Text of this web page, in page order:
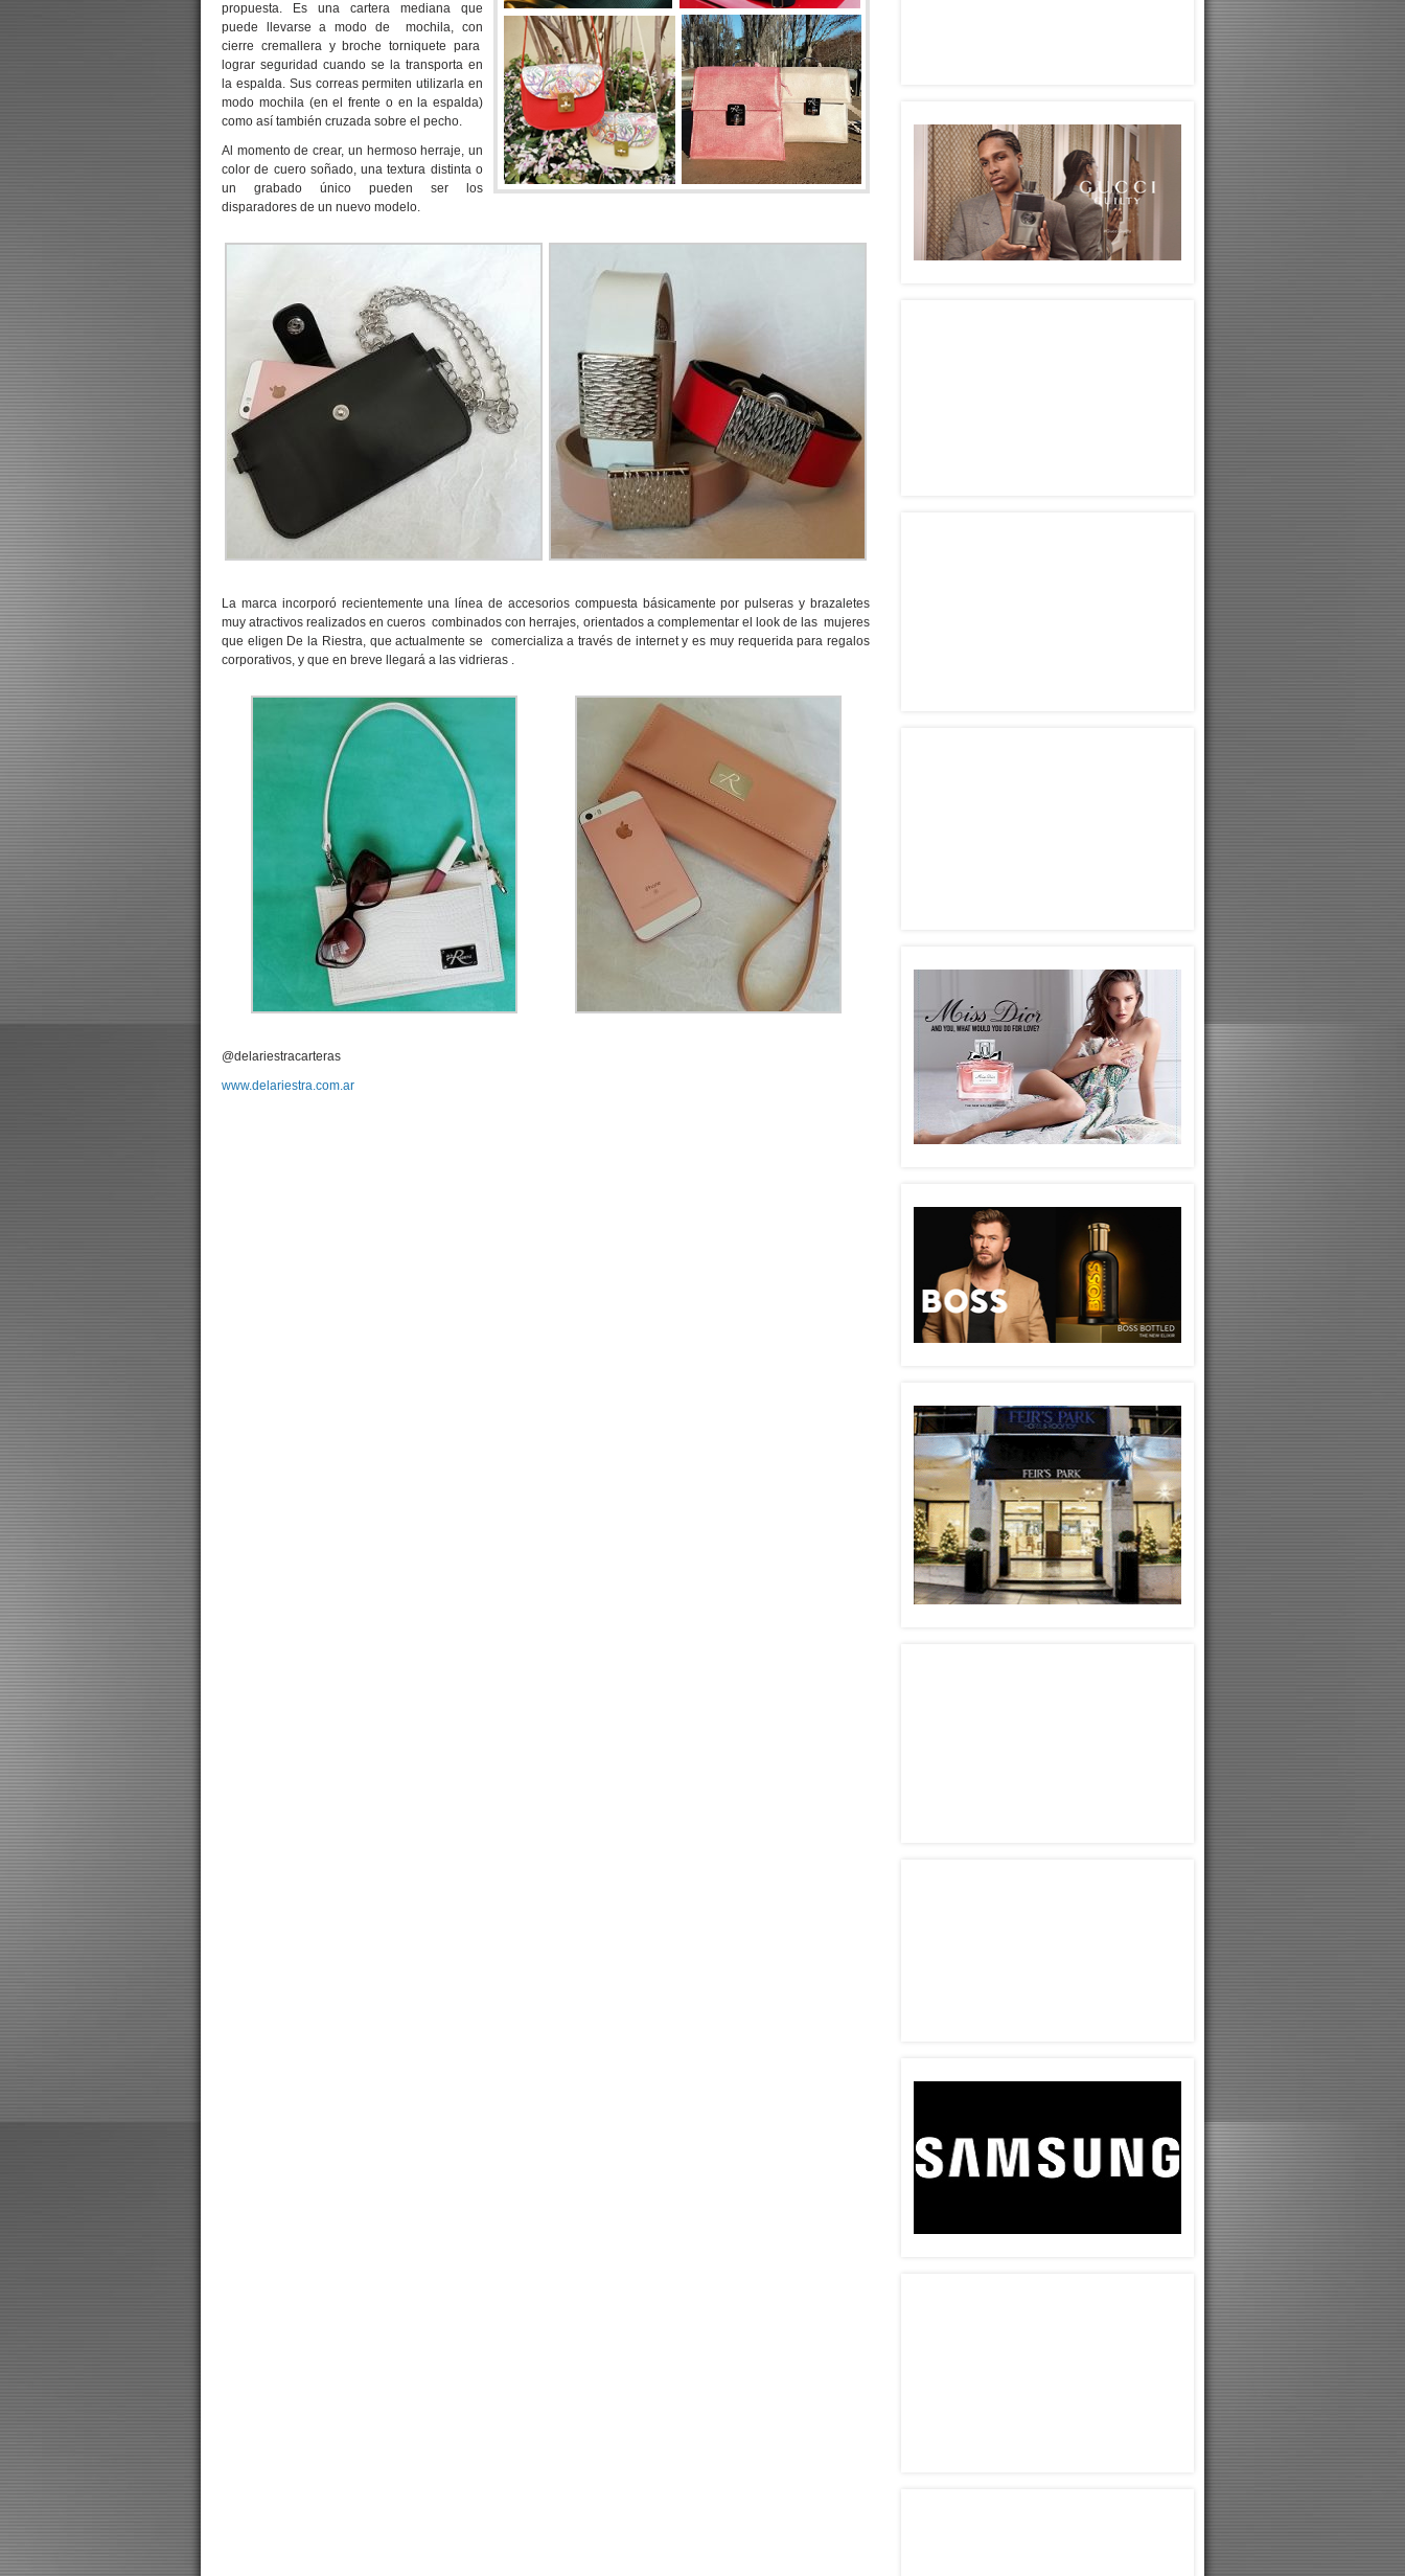
propuesta. Es una cartera mediana que
puede llevarse a modo de mochila, con
cierre cremallera y broche torniquete para
lograr seguridad cuando se la transporta en
la espalda. Sus correas permiten utilizarla en
modo mochila (en el frente o en la espalda)
como así también cruzada sobre el pecho.
Al momento de crear, un hermoso herraje, un
color de cuero soñado, una textura distinta o
un grabado único pueden ser los
disparadores de un nuevo modelo.
La marca incorporó recientemente una línea de accesorios compuesta básicamente por pulseras y brazaletes
muy atractivos realizados en cueros combinados con herrajes, orientados a complementar el look de las mujeres
que eligen De la Riestra, que actualmente se comercializa a través de internet y es muy requerida para regalos
corporativos, y que en breve llegará a las vidrieras .
@delariestracarteras
www.delariestra.com.ar